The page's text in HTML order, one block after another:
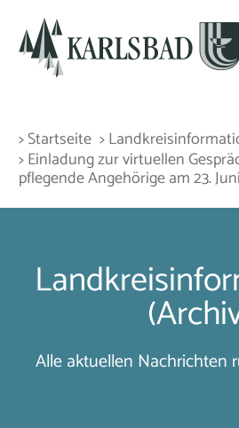
> Startseite >
> Einladung zur virtuellen
pflegende Angehörige am 23.
Alle aktuellen Nachrichten